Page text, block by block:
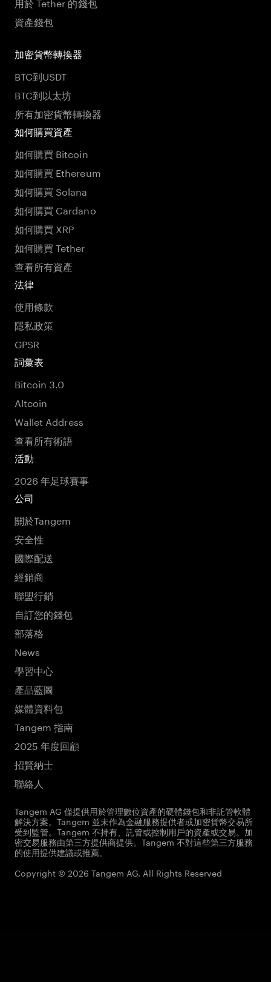
資產錢包
加密貨幣轉換器
BTC到USDT
BTC到以太坊
所有加密貨幣轉換器
如何購買資產
如何購買 Bitcoin
如何購買 Ethereum
如何購買 Solana
如何購買 Cardano
如何購買 XRP
如何購買 Tether
查看所有資產
法律
使用條款
隱私政策
GPSR
詞彙表
Bitcoin 3.0
Altcoin
Wallet Address
查看所有術語
活動
2026 年足球賽事
公司
關於Tangem
安全性
國際配送
經銷商
聯盟行銷
自訂您的錢包
部落格
News
學習中心
產品藍圖
媒體資料包
Tangem 指南
2025 年度回顧
招賢納士
聯絡人
Tangem AG 僅提供用於管理數位資產的硬體錢包和非託管軟體
解決方案。Tangem 並未作為金融服務提供者或加密貨幣交易所
受到監管。Tangem 不持有、託管或控制用戶的資產或交易。加
密交易服務由第三方提供商提供。Tangem 不對這些第三方服務
的使用提供建議或推薦。